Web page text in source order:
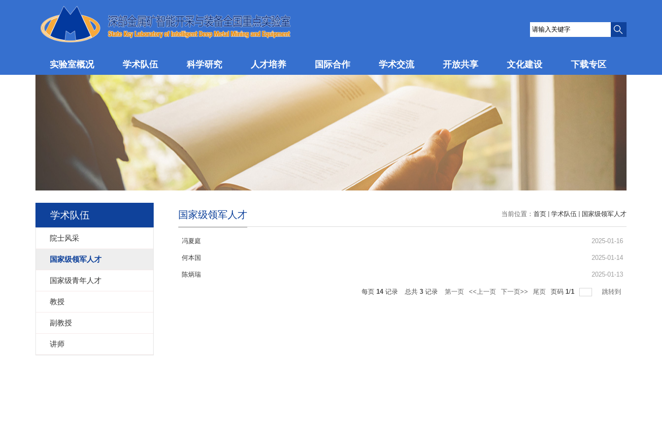
实验室概况 学术队伍 科学研究 人才培养 国际合作 学术交流 开放共享 文化建设 下载专区
学术队伍
院士风采
国家级领军人才
国家级青年人才
教授
副教授
讲师
当前位置： 首页 学术队伍 国家级领军人才
国家级领军人才
冯夏庭 2025-01-16
何本国 2025-01-14
陈炳瑞 2025-01-13
每页 14记录 总共 3 记录 第一页 <<上一页 下一页>> 尾页 页码 1/1 跳转到